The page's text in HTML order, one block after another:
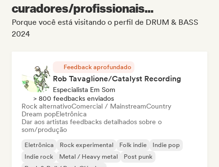
curadores/profissionais...
Porque você está visitando o perfil de DRUM & BASS
2024
Feedback aprofundado
Rob Tavaglione/Catalyst Recording
Especialista Em Som
> 800 feedbacks enviados
Rock alternativoComercial / MainstreamCountry
Dream popEletrônica
Dar aos artistas feedbacks detalhados sobre o
som/produção
Eletrônica Rock experimental Folk indie
Indie pop
Indie rock
Metal / Heavy metal
Post punk